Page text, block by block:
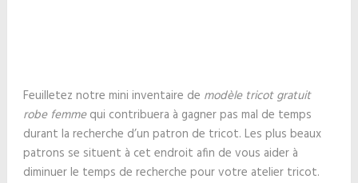
Feuilletez notre mini inventaire de modèle tricot gratuit
robe femmequi contribuera à gagner pas mal de temps
durant la recherche d’un patron de tricot. Les plus beaux
patrons se situent à cet endroit afin de vous aider à
diminuer le temps de recherche pour votre atelier tricot.